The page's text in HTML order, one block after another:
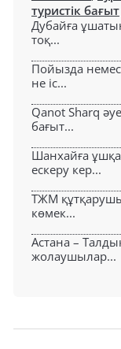
туристік бағыт
Дубайға
тоқ...
Пойызда
не іс...
Qanot Sharq
бағыт...
Шанхайға
ескеру кер...
ТЖМ
көмек...
Астана –
жолаушылар...